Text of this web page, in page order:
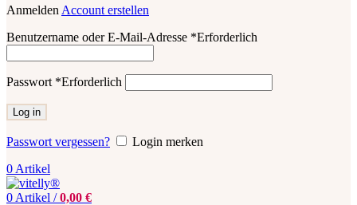
Anmelden Account erstellen
Benutzername oder E-Mail-Adresse *Erforderlich
Passwort *Erforderlich
Log in
Passwort vergessen?
Login merken
0 Artikel
0 Artikel / 0,00 €